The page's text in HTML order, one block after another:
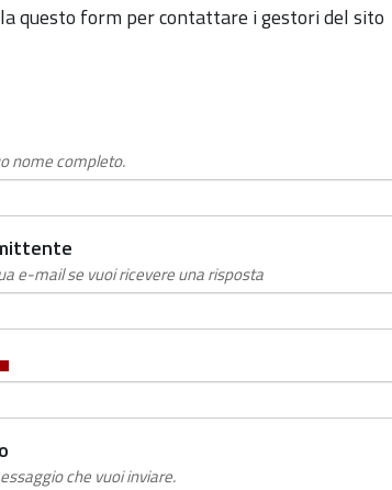
questo form per contattare i gestori del sito
nome completo.
e-mail se vuoi ricevere una risposta
Campo
che vuoi inviare.